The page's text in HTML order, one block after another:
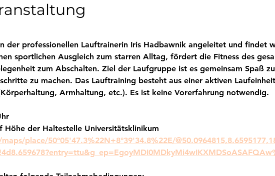
der professionellen Lauftrainerin Iris Hadbawnik angeleitet und findet
sportlichen Ausgleich zum starren Alltag, fördert die Fitness des
zum Abschalten. Ziel der Laufgruppe ist es gemeinsam Spaß
zu machen. Das Lauftraining besteht aus einer aktiven
Armhaltung, etc.). Es ist keine Vorerfahrung notwendig.
Höhe der Haltestelle Universitätsklinikum
place/50°05'47.3%22N+8°39'34.8%22E/